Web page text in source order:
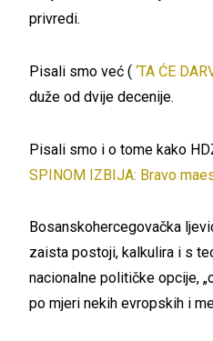
privredi.
Pisali smo već ( ‘TA ĆE
duže od dvije decenije.
Pisali smo i o tome kako
SPINOM IZBIJA: Bravo
Bosanskohercegovačka
zaista postoji, kalkulira i s
nacionalne političke opcije,
po mjeri nekih evropskih i